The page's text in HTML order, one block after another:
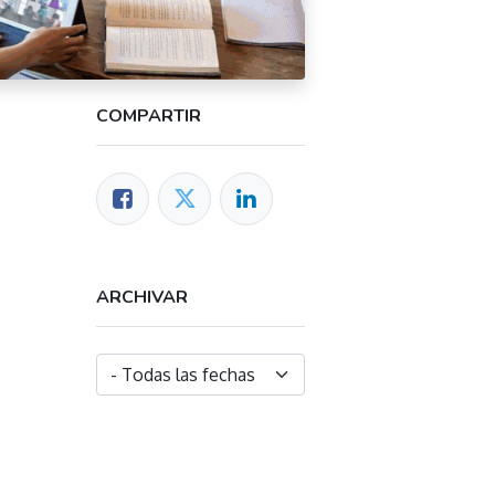
COMPARTIR
ARCHIVAR